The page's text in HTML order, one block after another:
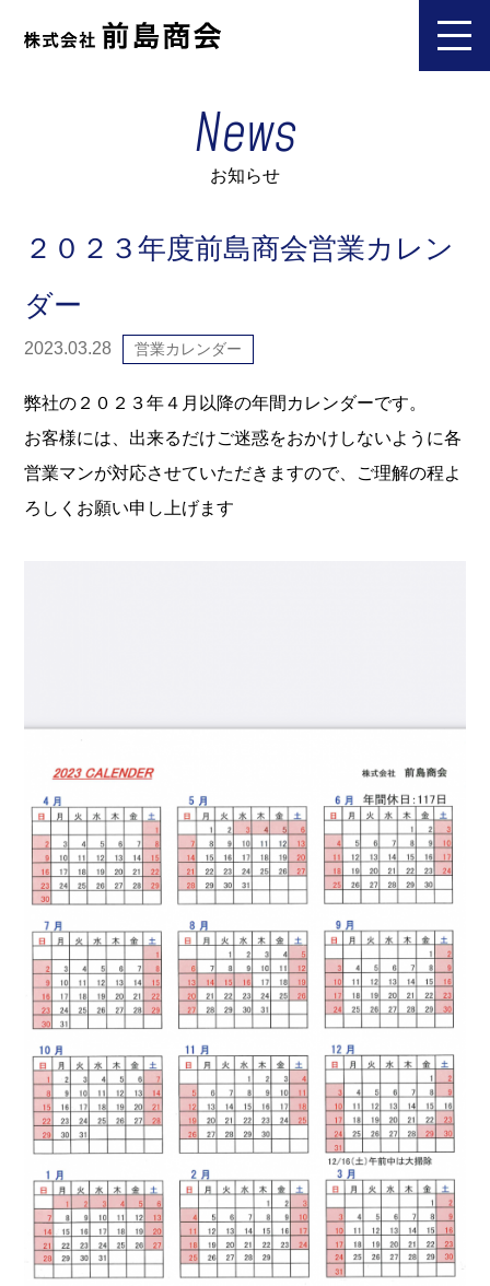
News
お知らせ
２０２３年度前島商会営業カレン
ダー
2023.03.28 営業カレンダー
弊社の２０２３年４月以降の年間カレンダーです。
お客様には、出来るだけご迷惑をおかけしないように各
営業マンが対応させていただきますので、ご理解の程よ
ろしくお願い申し上げます